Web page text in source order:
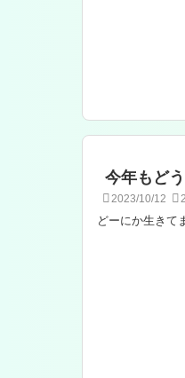
今年もど
2023/10/12
どーにか生きて